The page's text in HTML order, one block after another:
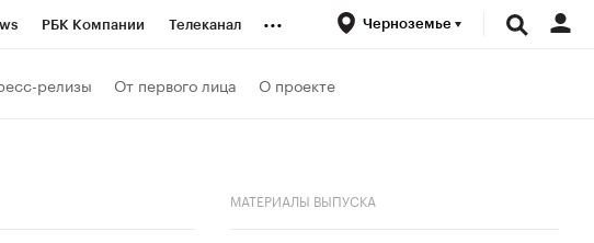
РБК Компании Телеканал ... Черноземье
релизы От первого лица О проекте
МАТЕРИАЛЫ ВЫПУСКА